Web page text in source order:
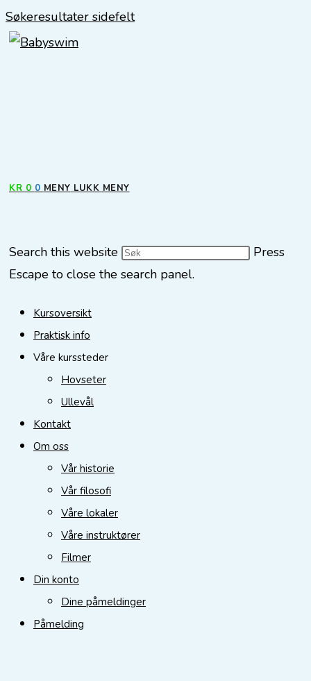
Søkeresultater sidefelt
KR 0 0 MENY LUKK MENY
Search this website
Press
Escape to close the search panel.
Kursoversikt
Praktisk info
Våre kurssteder
Hovseter
Ullevål
Kontakt
Om oss
Vår historie
Vår filosofi
Våre lokaler
Våre instruktører
Filmer
Din konto
Dine påmeldinger
Påmelding